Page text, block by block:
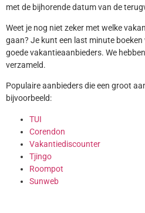
met de bijhorende datum van de
Weet je nog niet zeker met welke
gaan? Je kunt een last minute
goede vakantieaanbieders. We
verzameld.
Populaire aanbieders die een groot
bijvoorbeeld:
TUI
Corendon
Vakantiediscounter
Tjingo
Roompot
Sunweb